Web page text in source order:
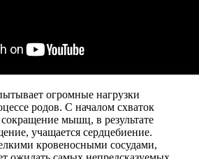
огромные нагрузки
родов. С началом схваток
мышц, в результате
учащается сердцебиение.
кровеносными сосудами,